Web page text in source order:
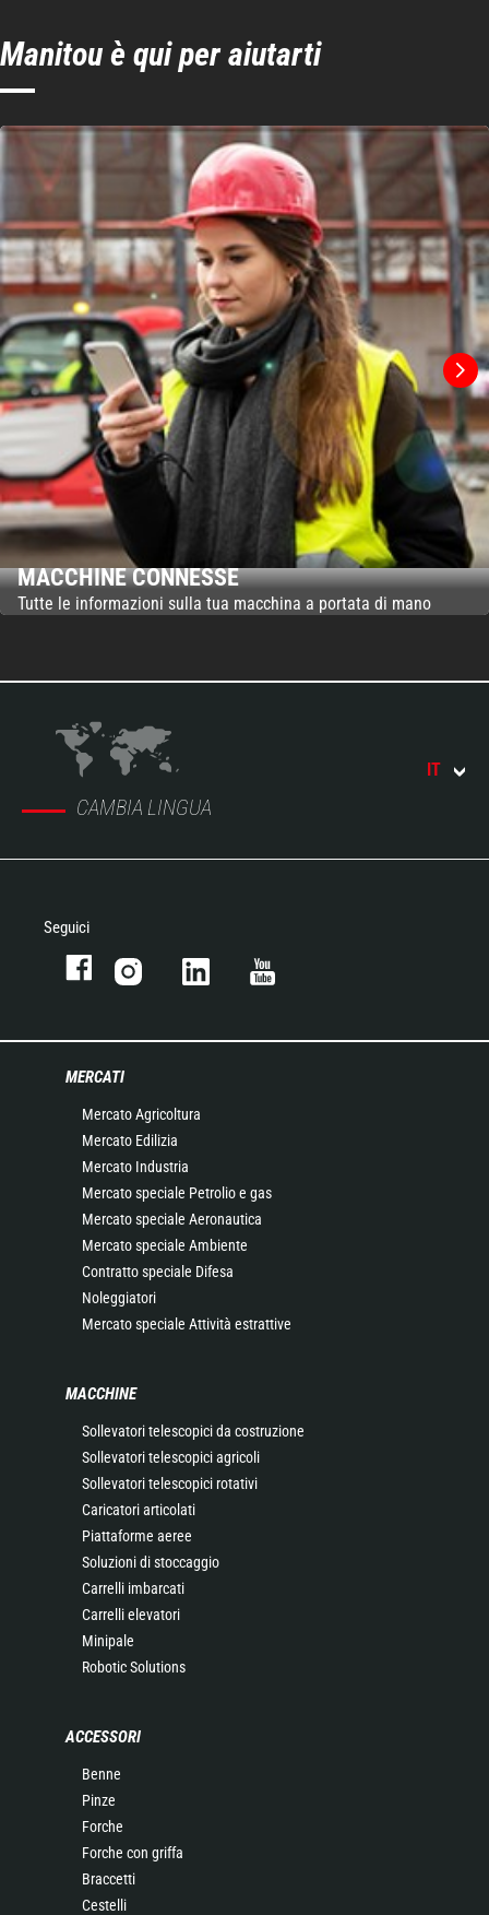
Manitou è qui per aiutarti
MACCHINE CONNESSE
Tutte le informazioni sulla tua macchina a portata di mano
CAMBIA LINGUA
IT
Seguici
MERCATI
Mercato Agricoltura
Mercato Edilizia
Mercato Industria
Mercato speciale Petrolio e gas
Mercato speciale Aeronautica
Mercato speciale Ambiente
Contratto speciale Difesa
Noleggiatori
Mercato speciale Attività estrattive
MACCHINE
Sollevatori telescopici da costruzione
Sollevatori telescopici agricoli
Sollevatori telescopici rotativi
Caricatori articolati
Piattaforme aeree
Soluzioni di stoccaggio
Carrelli imbarcati
Carrelli elevatori
Minipale
Robotic Solutions
ACCESSORI
Benne
Pinze
Forche
Forche con griffa
Braccetti
Cestelli